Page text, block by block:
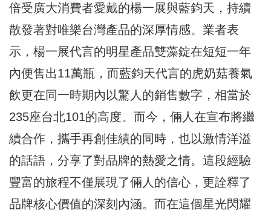
倍受廣大消費者愛戴的楊一展與藍鈞天，持續
散發著對唯樂台灣產品的深厚情感。業者表
示，楊一展代言的明星產品雙藻錠在短短一年
內便售出11萬瓶，而藍鈞天代言的虎奶菇養氣
飲更在同一時期內以驚人的銷售數字，相當於
235座台北101的高度。而今，倆人在宣布將繼
續合作，攜手再創佳績的同時，也以激情洋溢
的話語，分享了對品牌的熱愛之情。這段經驗
豐富的旅程不僅展現了倆人的信心，更詮釋了
品牌核心價值的深刻內涵。而在這個星光閃耀